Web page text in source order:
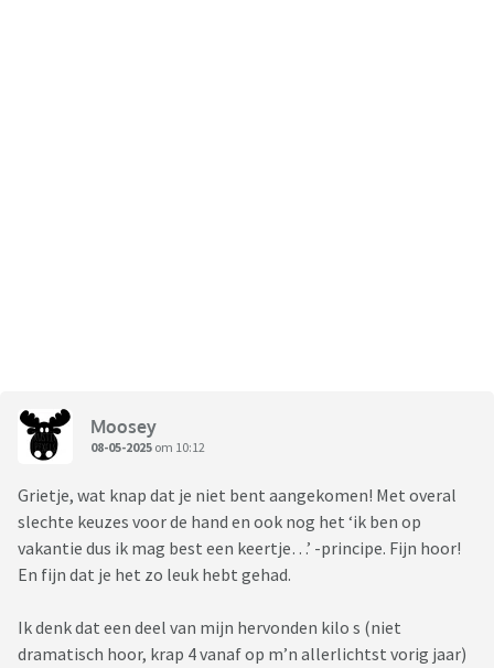
Moosey
08-05-2025 om 10:12
Grietje, wat knap dat je niet bent aangekomen! Met overal
slechte keuzes voor de hand en ook nog het ‘ik ben op
vakantie dus ik mag best een keertje…’ -principe. Fijn hoor!
En fijn dat je het zo leuk hebt gehad.
Ik denk dat een deel van mijn hervonden kilo s (niet
dramatisch hoor, krap 4 vanaf op m’n allerlichtst vorig jaar)